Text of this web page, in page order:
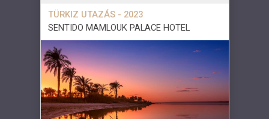
TÜRKIZ UTAZÁS - 2023
SENTIDO MAMLOUK PALACE HOTEL